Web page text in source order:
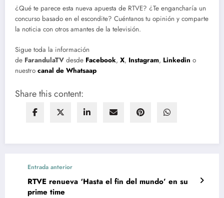
¿Qué te parece esta nueva apuesta de RTVE? ¿Te engancharía un
concurso basado en el escondite? Cuéntanos tu opinión y comparte
la noticia con otros amantes de la televisión.
Sigue toda la información
de FarandulaTV desde Facebook, X, Instagram, Linkedin o
nuestro canal de Whatsaap
Share this content:
Entrada anterior
RTVE renueva ‘Hasta el fin del mundo’ en su
prime time